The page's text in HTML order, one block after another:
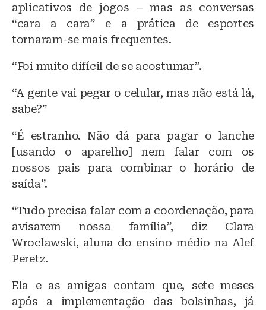
aplicativos de jogos – mas as conversas
“cara a cara” e a prática de esportes
tornaram-se mais frequentes.
“Foi muito difícil de se acostumar”.
“A gente vai pegar o celular, mas não está lá,
sabe?”
“É estranho. Não dá para pagar o lanche
[usando o aparelho] nem falar com os
nossos pais para combinar o horário de
saída”.
“Tudo precisa falar com a coordenação, para
avisarem nossa família”, diz Clara
Wroclawski, aluna do ensino médio na Alef
Peretz.
Ela e as amigas contam que, sete meses
após a implementação das bolsinhas, já